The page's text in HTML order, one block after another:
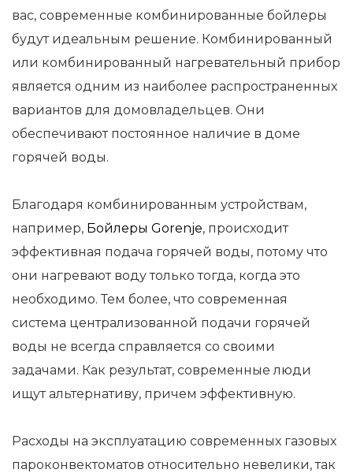
вас, современные комбинированные бойлеры
будут идеальным решение. Комбинированный
или комбинированный нагревательный прибор
является одним из наиболее распространенных
вариантов для домовладельцев. Они
обеспечивают постоянное наличие в доме
горячей воды.
Благодаря комбинированным устройствам,
например, Бойлеры Gorenje, происходит
эффективная подача горячей воды, потому что
они нагревают воду только тогда, когда это
необходимо. Тем более, что современная
система централизованной подачи горячей
воды не всегда справляется со своими
задачами. Как результат, современные люди
ищут альтернативу, причем эффективную.
Расходы на эксплуатацию современных газовых
пароконвектоматов относительно невелики, так